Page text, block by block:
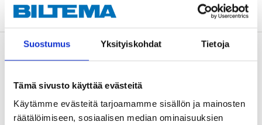
Suostumus Yksityiskohdat Tietoja
Tämä sivusto käyttää evästeitä
Käytämme evästeitä tarjoamamme sisällön ja mainosten
räätälöimiseen, sosiaalisen median ominaisuuksien
Teknisk specifikation